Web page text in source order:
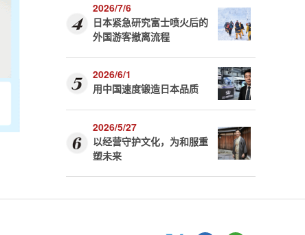
2026/7/6
日本紧急研究富士喷火后的
外国游客撤离流程
2026/6/1
用中国速度锻造日本品质
2026/5/27
以经营守护文化，为和服重
塑未来